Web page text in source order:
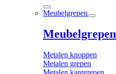
Meubelgrepen
Meubelgrepen
Metalen knoppen
Metalen grepen
Metalen kantgrepen